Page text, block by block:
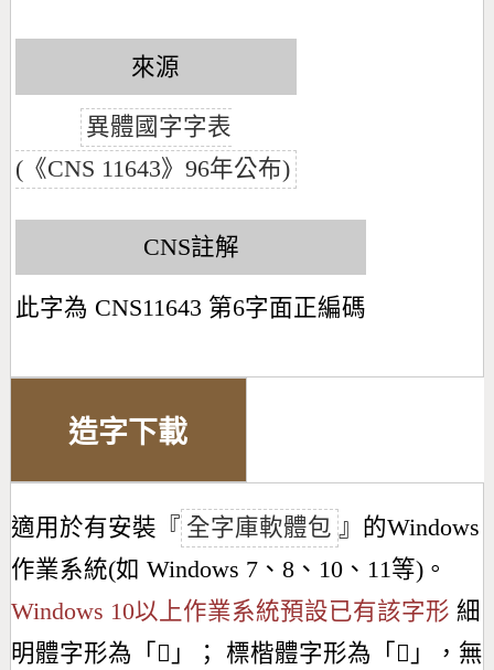
來源
異體國字字表
(《CNS 11643》96年公布)
CNS註解
此字為 CNS11643 第6字面正編碼
造字下載
適用於有安裝『 全字庫軟體包 』的Windows
作業系統(如 Windows 7、8、10、11等)。
Windows 10以上作業系統預設已有該字形 細
明體字形為「 𣅢 」； 標楷體字形為「 𣅢 」，無